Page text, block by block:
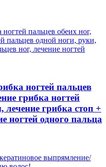
ногтей пальцев
грибка ногтей
лечение грибка стоп +
ногтей одного пальца